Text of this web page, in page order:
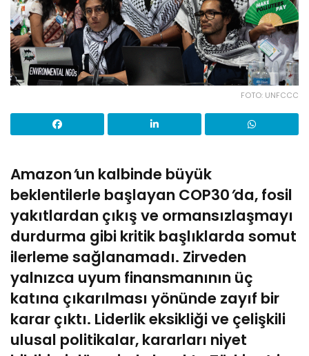
FOTO: UNFCCC
Amazon’un kalbinde büyük
beklentilerle başlayan COP30’da, fosil
yakıtlardan çıkış ve ormansızlaşmayı
durdurma gibi kritik başlıklarda somut
ilerleme sağlanamadı. Zirveden
yalnızca uyum finansmanının üç
katına çıkarılması yönünde zayıf bir
karar çıktı. Liderlik eksikliği ve çelişkili
ulusal politikalar, kararları niyet